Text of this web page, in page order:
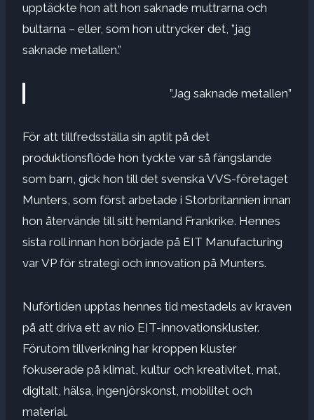
upptäckte hon att hon saknade muttrarna och
bultarna – eller, som hon uttrycker det, ”jag
saknade metallen.”
”Jag saknade metallen”
För att tillfredsställa sin aptit på det
produktionsflöde hon tyckte var så fängslande
som barn, gick hon till det svenska VVS-företaget
Munters, som först arbetade i Storbritannien innan
hon återvände till sitt hemland Frankrike. Hennes
sista roll innan hon började på EIT Manufacturing
var VP för strategi och innovation på Munters.
Nuförtiden upptas hennes tid mestadels av kraven
på att driva ett av nio EIT-innovationskluster.
Förutom tillverkning har kroppen kluster
fokuserade på klimat, kultur och kreativitet, mat,
digitalt, hälsa, ingenjörskonst, mobilitet och
material.